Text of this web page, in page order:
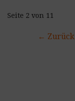
Beitrag
Navigation
Seite 2 von 11
← Zurück